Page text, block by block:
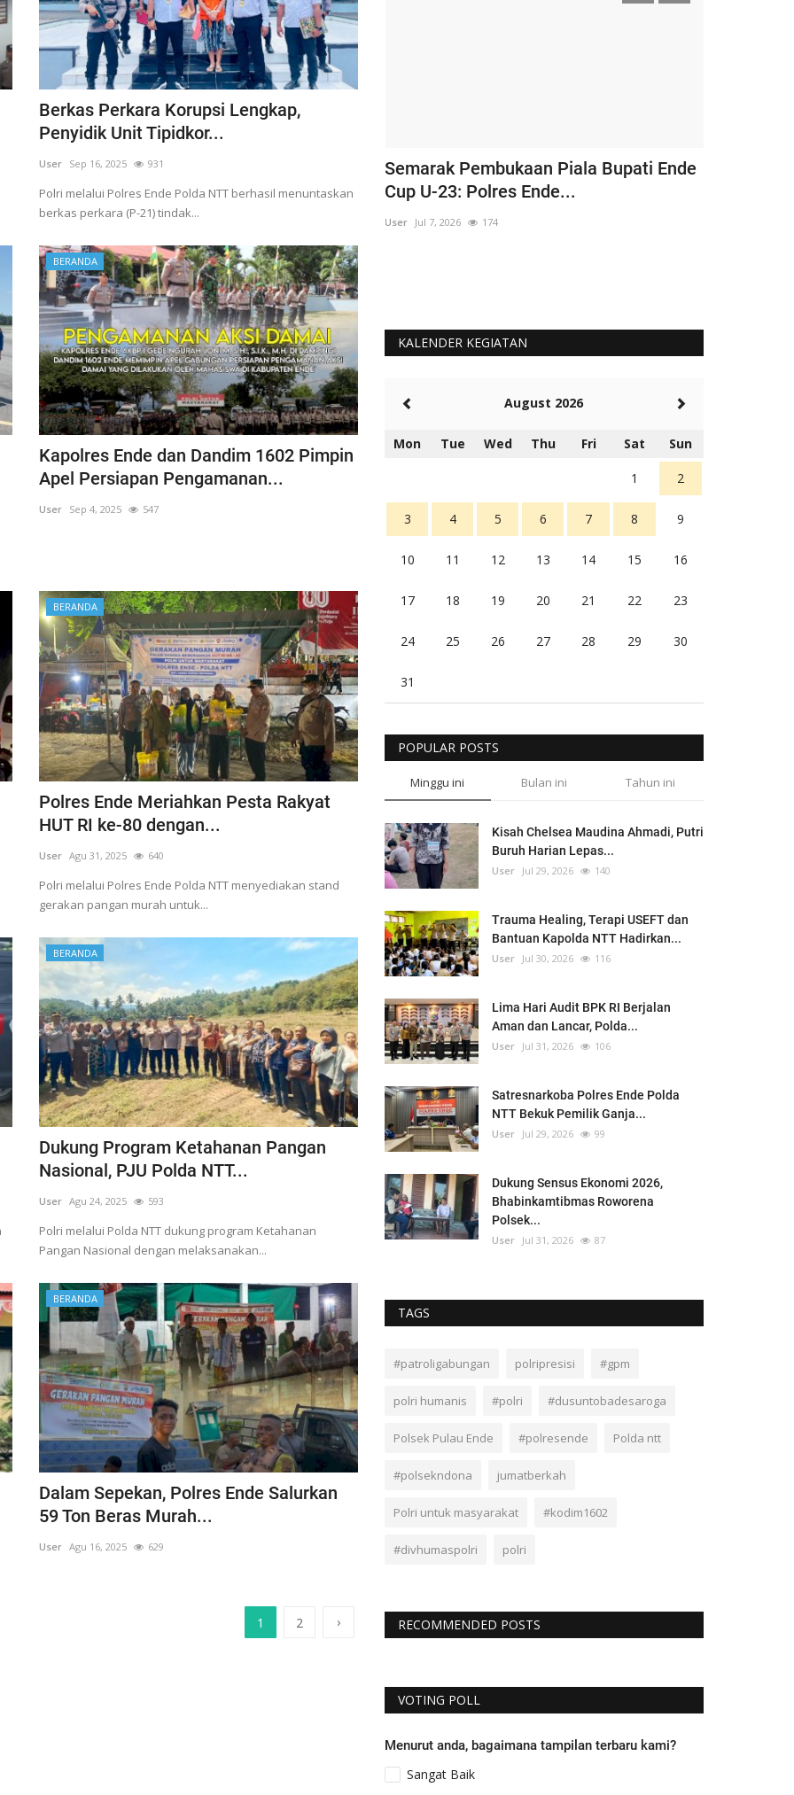
Berkas Perkara Korupsi Lengkap,
Penyidik Unit Tipidkor...
User Sep 16, 2025 931
Polri melalui Polres Ende Polda NTT berhasil menuntaskan
berkas perkara (P-21) tindak...
BERANDA
Kapolres Ende dan Dandim 1602 Pimpin
Apel Persiapan Pengamanan...
User Sep 4, 2025 547
BERANDA
Polres Ende Meriahkan Pesta Rakyat
HUT RI ke-80 dengan...
User Agu 31, 2025 640
Polri melalui Polres Ende Polda NTT menyediakan stand
gerakan pangan murah untuk...
BERANDA
Dukung Program Ketahanan Pangan
Nasional, PJU Polda NTT...
User Agu 24, 2025 593
Polri melalui Polda NTT dukung program Ketahanan
Pangan Nasional dengan melaksanakan...
BERANDA
Dalam Sepekan, Polres Ende Salurkan
59 Ton Beras Murah...
User Agu 16, 2025 629
1 2 ›
Siap Amankan Event Internasional,
Polres Ende Gelar Apel...
User Sep 18, 2025
Semarak Pembukaan Piala Bupati Ende
Cup U-23: Polres Ende...
User Jul 7, 2026 174
KALENDER KEGIATAN
August 2026
Mon Tue Wed Thu Fri Sat Sun
1 2
3 4 5 6 7 8 9
10 11 12 13 14 15 16
17 18 19 20 21 22 23
24 25 26 27 28 29 30
31
POPULAR POSTS
Minggu ini Bulan ini Tahun ini
Kisah Chelsea Maudina Ahmadi, Putri
Buruh Harian Lepas...
User Jul 29, 2026 140
Trauma Healing, Terapi USEFT dan
Bantuan Kapolda NTT Hadirkan...
User Jul 30, 2026 116
Lima Hari Audit BPK RI Berjalan
Aman dan Lancar, Polda...
User Jul 31, 2026 106
Satresnarkoba Polres Ende Polda
NTT Bekuk Pemilik Ganja...
User Jul 29, 2026 99
Dukung Sensus Ekonomi 2026,
Bhabinkamtibmas Roworena
Polsek...
User Jul 31, 2026 87
TAGS
#patroligabungan polripresisi #gpm
polri humanis #polri #dusuntobadesaroga
Polsek Pulau Ende #polresende Polda ntt
#polsekndona jumatberkah
Polri untuk masyarakat #kodim1602
#divhumaspolri polri
RECOMMENDED POSTS
VOTING POLL
Menurut anda, bagaimana tampilan terbaru kami?
Sangat Baik